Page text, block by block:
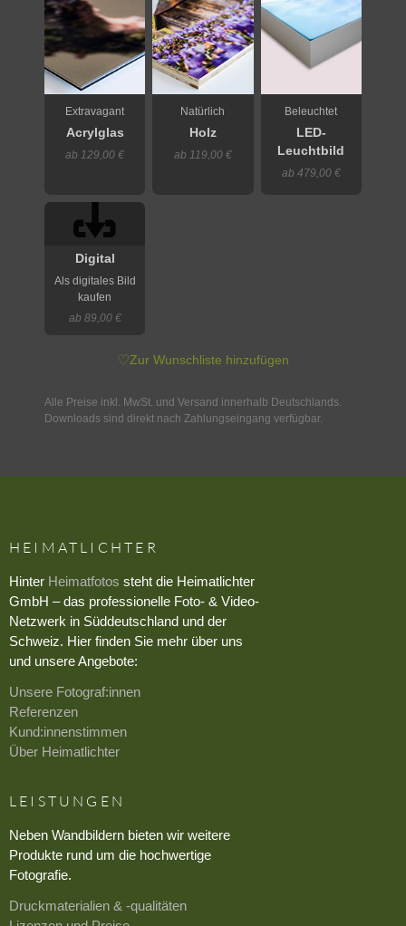
Extravagant
Acrylglas
ab 129,00 €
Natürlich
Holz
ab 119,00 €
Beleuchtet
LED-
Leuchtbild
ab 479,00 €
Digital
Als digitales Bild
kaufen
ab 89,00 €
♡Zur Wunschliste hinzufügen
Alle Preise inkl. MwSt. und Versand innerhalb Deutschlands.
Downloads sind direkt nach Zahlungseingang verfügbar.
HEIMATLICHTER
Hinter Heimatfotos steht die Heimatlichter
GmbH – das professionelle Foto- & Video-
Netzwerk in Süddeutschland und der
Schweiz. Hier finden Sie mehr über uns
und unsere Angebote:
Unsere Fotograf:innen
Referenzen
Kund:innenstimmen
Über Heimatlichter
LEISTUNGEN
Neben Wandbildern bieten wir weitere
Produkte rund um die hochwertige
Fotografie.
Druckmaterialien & -qualitäten